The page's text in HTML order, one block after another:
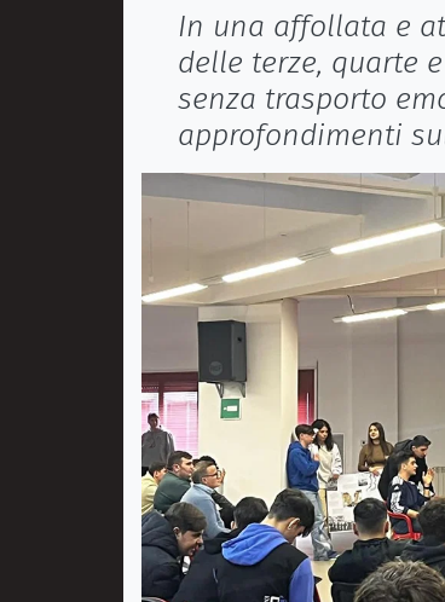
In una affollata e
delle terze, quarte
senza trasporto
approfondimenti